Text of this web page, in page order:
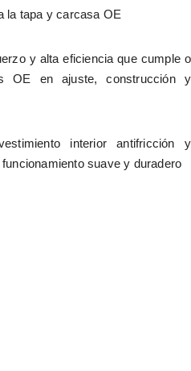
la tapa y carcasa OE
y alta eficiencia que cumple o
OE en ajuste, construcción y
interior antifricción y
suave y duradero